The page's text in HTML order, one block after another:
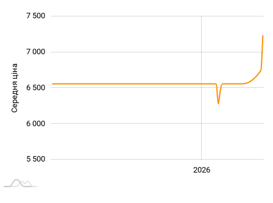
Середня ціна 5 500
5 500
6 000
6 500
7 000
7 500
2026